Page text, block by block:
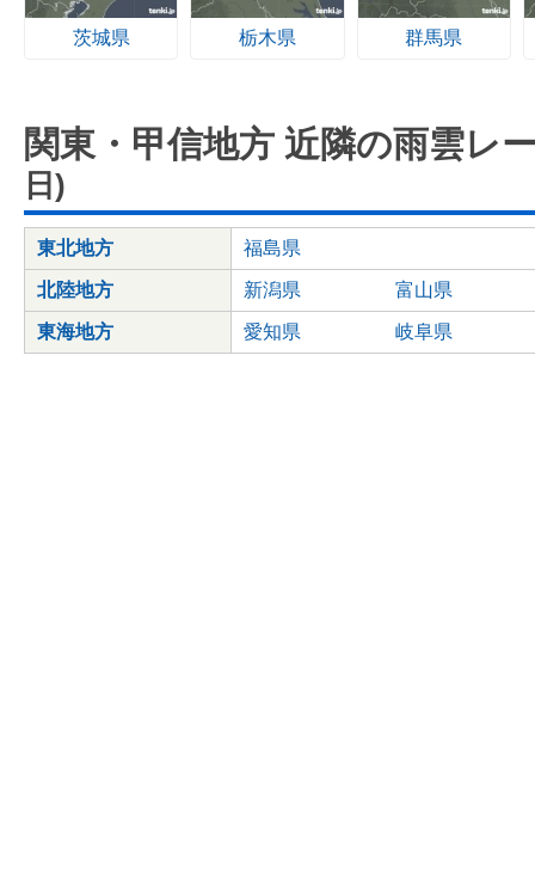
茨城県 栃木県 群馬県
関東・甲信地方 近隣の雨雲レ
日)
東北地方 福島県
北陸地方 新潟県 富山県
東海地方 愛知県 岐阜県